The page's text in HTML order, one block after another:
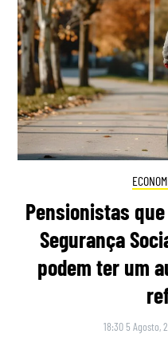
Pensionistas
Segurança
podem ter um
18:30 5 Agosto,